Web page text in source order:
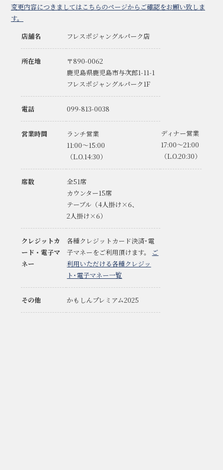
変更内容につきましてはこちらのページからご確認をお願い致しま
す。
店舗名
フレスポジャングルパーク店
所在地
〒890-0062
鹿児島県鹿児島市与次郎1-11-1
フレスポジャングルパーク1F
電話 099-813-0038
営業時間
ランチ営業
11:00～15:00
（L.O.14:30）
ディナー営業
17:00～21:00
（L.O.20:30）
席数
全51席
カウンター15席
テーブル（4人掛け×6、
2人掛け×6）
クレジットカ
ード・電子マ
ネー
各種クレジットカード決済･電
子マネーをご利用頂けます。 ご
利用いただける各種クレジッ
ト･電子マネー一覧
その他 かもしんプレミアム2025